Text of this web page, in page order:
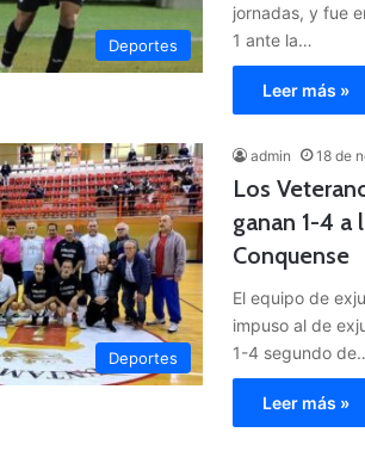
Deportes
jornadas, y fue
1 ante la…
Leer más »
Deportes
admin 18 de
Los
ganan 1-4 a
Conquense
El equipo de
impuso al de
1-4 segundo
Leer más »